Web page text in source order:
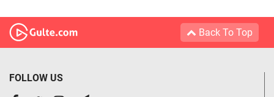
Back To Top
FOLLOW US